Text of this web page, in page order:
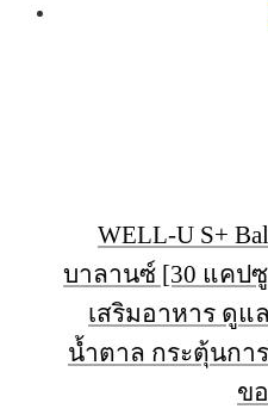
WELL-U S+
บาลานซ์ [30 แคป
เสริมอาหาร ดู
น้ำตาล กระตุ้นกา
ข